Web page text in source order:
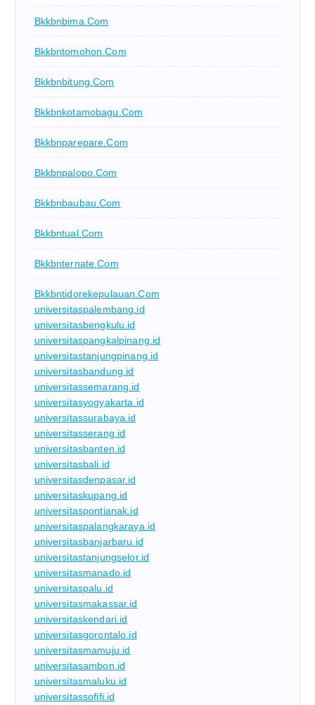
Bkkbnbima.com
Bkkbntomohon.com
Bkkbnbitung.com
Bkkbnkotamobagu.com
Bkkbnparepare.com
Bkkbnpalopo.com
Bkkbnbaubau.com
Bkkbntual.com
Bkkbnternate.com
Bkkbntidorekepulauan.com
universitaspalembang.id
universitasbengkulu.id
universitaspangkalpinang.id
universitastanjungpinang.id
universitasbandung.id
universitassemarang.id
universitasyogyakarta.id
universitassurabaya.id
universitasserang.id
universitasbanten.id
universitasbali.id
universitasdenpasar.id
universitaskupang.id
universitaspontianak.id
universitaspalangkaraya.id
universitasbanjarbaru.id
universitastanjungselor.id
universitasmanado.id
universitaspalu.id
universitasmakassar.id
universitaskendari.id
universitasgorontalo.id
universitasmamuju.id
universitasambon.id
universitasmaluku.id
universitassofifi.id